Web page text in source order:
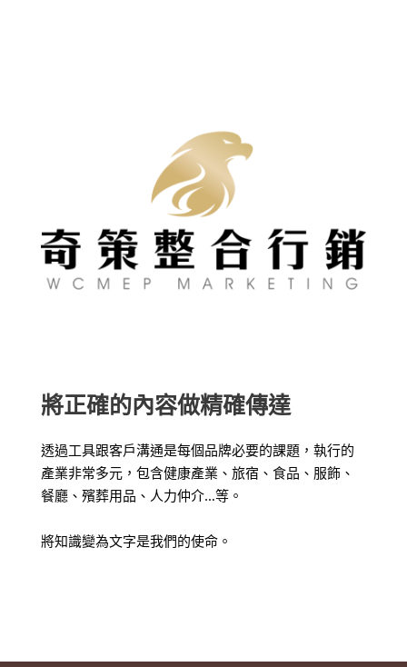
將正確的內容做精確傳達
透過工具跟客戶溝通是每個品牌必要的課題， 執行的
產業非常多元，包含健康產業、旅宿、食品、服飾、
餐廳、殯葬用品、人力仲介…等。
將知識變為文字是我們的使命。